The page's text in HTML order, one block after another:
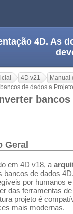
4D. As
4D v21
Manual
de dados a
Geral
em 4D v18, a
bancos de dados
por humanos
das ferramentas
projeto é
mais modernas.